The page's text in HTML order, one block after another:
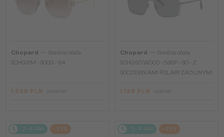
Chopard
Sončna očala
SCHG31M - 300G - 64
1 538 PLN
Chopard
Sončna očala
SCHG90 WOOD - 568P - 60 - Z
SOCZEWKAMI POLARYZACYJNYMI
1 139 PLN
2-4 DNI -25% 2-4 DNI -25%